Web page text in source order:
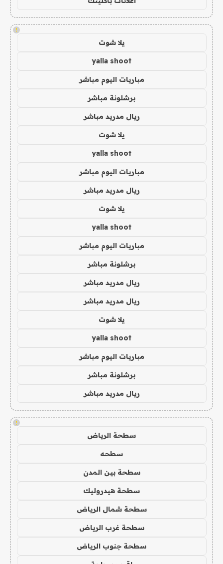
!
يلا شوت
yalla shoot
مباريات اليوم مباشر
برشلونة مباشر
ريال مدريد مباشر
يلا شوت
yalla shoot
مباريات اليوم مباشر
ريال مدريد مباشر
يلا شوت
yalla shoot
مباريات اليوم مباشر
برشلونة مباشر
ريال مدريد مباشر
ريال مدريد مباشر
يلا شوت
yalla shoot
مباريات اليوم مباشر
برشلونة مباشر
ريال مدريد مباشر
!
سطحة الرياض
سطحه
سطحة بين المدن
سطحة هيدروليك
سطحة شمال الرياض
سطحة غرب الرياض
سطحة جنوب الرياض